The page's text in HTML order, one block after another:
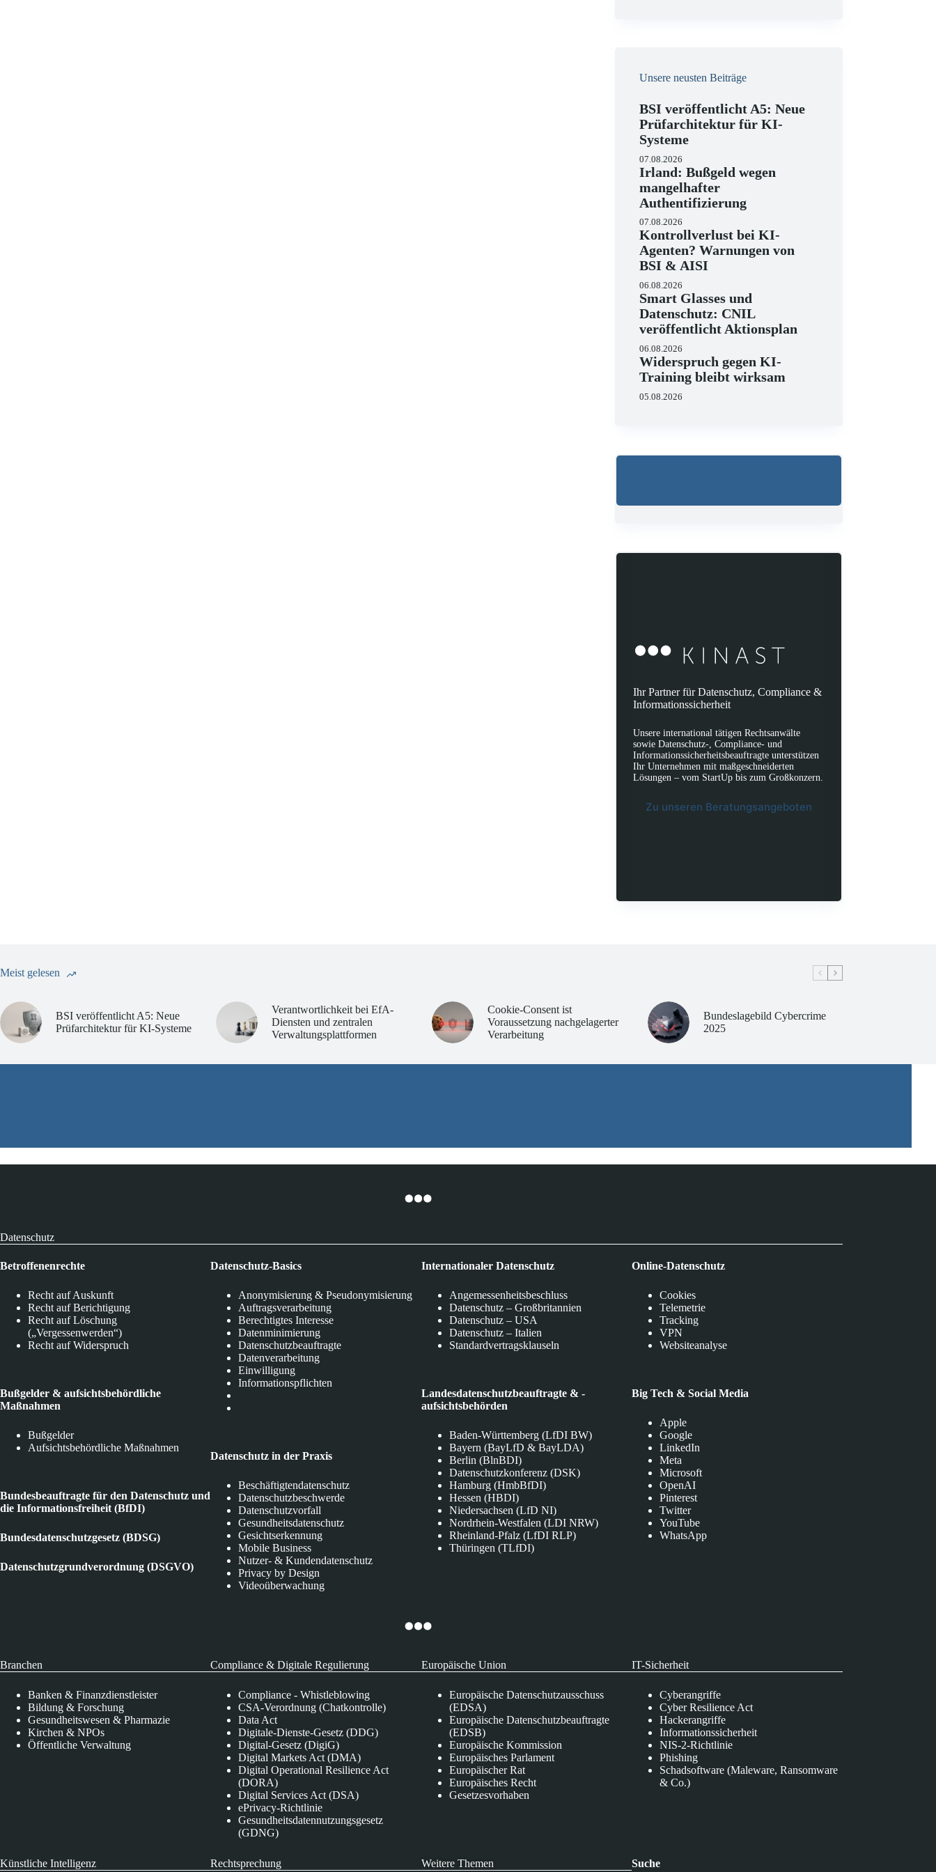
Unsere neusten Beiträge
BSI veröffentlicht A5: Neue
Prüfarchitektur für KI-
Systeme
07.08.2026
Irland: Bußgeld wegen
mangelhafter
Authentifizierung
07.08.2026
Kontrollverlust bei KI-
Agenten? Warnungen von
BSI & AISI
06.08.2026
Smart Glasses und
Datenschutz: CNIL
veröffentlicht Aktionsplan
06.08.2026
Widerspruch gegen KI-
Training bleibt wirksam
05.08.2026
Ihr Partner für Datenschutz, Compliance &
Informationssicherheit
Unsere international tätigen Rechtsanwälte
sowie Datenschutz-, Compliance- und
Informationssicherheitsbeauftragte unterstützen
Ihr Unternehmen mit maßgeschneiderten
Lösungen – vom StartUp bis zum Großkonzern.
Zu unseren Beratungsangeboten
Meist gelesen
BSI veröffentlicht A5: Neue
Prüfarchitektur für KI-Systeme
Verantwortlichkeit bei EfA-
Diensten und zentralen
Verwaltungsplattformen
Cookie-Consent ist
Voraussetzung nachgelagerter
Verarbeitung
Bundeslagebild Cybercrime
2025
Datenschutz
Betroffenenrechte
Recht auf Auskunft
Recht auf Berichtigung
Recht auf Löschung
(„Vergessenwerden“)
Recht auf Widerspruch
Bußgelder & aufsichtsbehördliche
Maßnahmen
Bußgelder
Aufsichtsbehördliche Maßnahmen
Bundesbeauftragte für den Datenschutz und
die Informationsfreiheit (BfDI)
Bundesdatenschutzgesetz (BDSG)
Datenschutzgrundverordnung (DSGVO)
Datenschutz-Basics
Anonymisierung & Pseudonymisierung
Auftragsverarbeitung
Berechtigtes Interesse
Datenminimierung
Datenschutzbeauftragte
Datenverarbeitung
Einwilligung
Informationspflichten
Datenschutz in der Praxis
Beschäftigtendatenschutz
Datenschutzbeschwerde
Datenschutzvorfall
Gesundheitsdatenschutz
Gesichtserkennung
Mobile Business
Nutzer- & Kundendatenschutz
Privacy by Design
Videoüberwachung
Internationaler Datenschutz
Angemessenheitsbeschluss
Datenschutz – Großbritannien
Datenschutz – USA
Datenschutz – Italien
Standardvertragsklauseln
Landesdatenschutzbeauftragte & -
aufsichtsbehörden
Baden-Württemberg (LfDI BW)
Bayern (BayLfD & BayLDA)
Berlin (BlnBDI)
Datenschutzkonferenz (DSK)
Hamburg (HmbBfDI)
Hessen (HBDI)
Niedersachsen (LfD NI)
Nordrhein-Westfalen (LDI NRW)
Rheinland-Pfalz (LfDI RLP)
Thüringen (TLfDI)
Online-Datenschutz
Cookies
Telemetrie
Tracking
VPN
Websiteanalyse
Big Tech & Social Media
Apple
Google
LinkedIn
Meta
Microsoft
OpenAI
Pinterest
Twitter
YouTube
WhatsApp
Branchen
Banken & Finanzdienstleister
Bildung & Forschung
Gesundheitswesen & Pharmazie
Kirchen & NPOs
Öffentliche Verwaltung
Compliance & Digitale Regulierung
Compliance - Whistleblowing
CSA-Verordnung (Chatkontrolle)
Data Act
Digitale-Dienste-Gesetz (DDG)
Digital-Gesetz (DigiG)
Digital Markets Act (DMA)
Digital Operational Resilience Act
(DORA)
Digital Services Act (DSA)
ePrivacy-Richtlinie
Gesundheitsdatennutzungsgesetz
(GDNG)
Europäische Union
Europäische Datenschutzausschuss
(EDSA)
Europäische Datenschutzbeauftragte
(EDSB)
Europäische Kommission
Europäisches Parlament
Europäischer Rat
Europäisches Recht
Gesetzesvorhaben
IT-Sicherheit
Cyberangriffe
Cyber Resilience Act
Hackerangriffe
Informationssicherheit
NIS-2-Richtlinie
Phishing
Schadsoftware (Maleware, Ransomware
& Co.)
Künstliche Intelligenz Rechtsprechung Weitere Themen Suche